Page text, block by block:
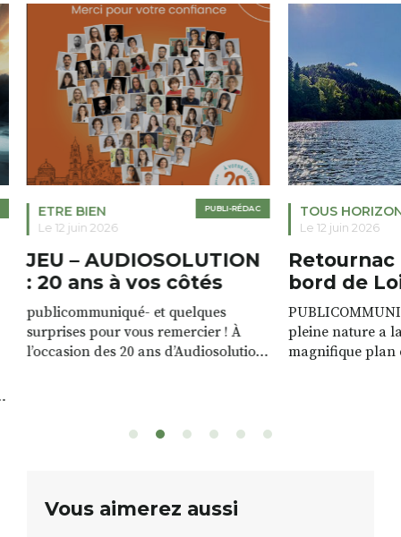
PUBLI-RÉDAC
ETRE BIEN
Le 12 juin 2026
JEU – AUDIOSOLUTION
: 20 ans à vos côtés
publicommuniqué- et quelques
surprises pour vous remercier ! À
l’occasion des 20 ans d’Audiosolution,
sont à gagner, sélectionnés auprès
12h à […]
TOUS
Le 12 juin 2026
Retournac
bord de
pleine nature a
magnifique plan
Vous aimerez aussi